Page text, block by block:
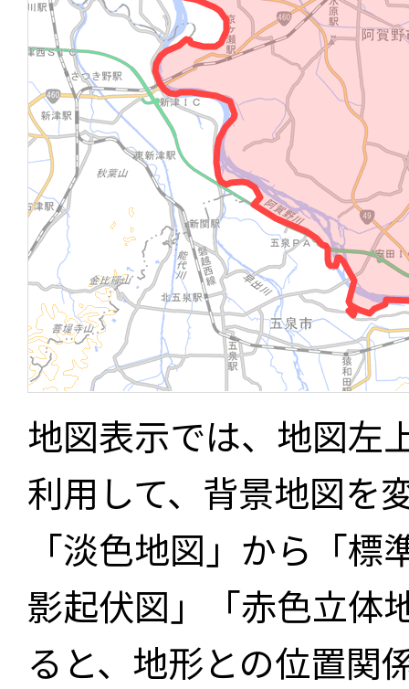
地図表示では、地図左
利用して、背景地図を
「淡色地図」から「
影起伏図」「赤色立体
ると、地形との位置関